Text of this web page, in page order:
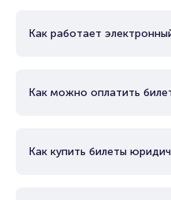
Как работает
Как можно оплатить
Как купить билеты